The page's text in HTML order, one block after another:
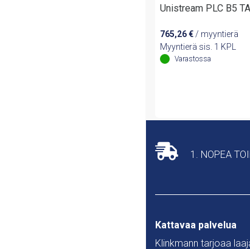
Unistream PLC B5
765,26€ / myyntierä
Myyntierä sis. 1 KPL
Varastossa
1. NOPEA
Kattavaa palvelua
Klinkmann tarjoaa